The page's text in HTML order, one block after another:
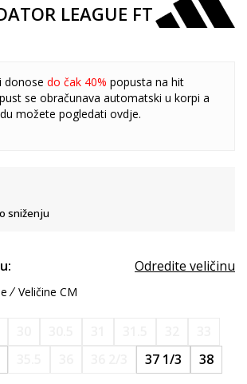
LEAGUE FT
donose do čak 40% popusta na hit
se obračunava automatski u korpi a
možete pogledati ovdje.
sniženju
Odredite veličinu
Veličine CM
37 1/3
38